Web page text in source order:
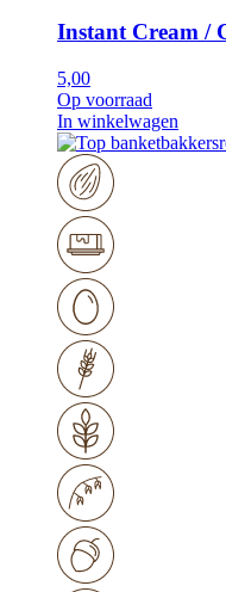
Instant Cream /
5,00
Op voorraad
In winkelwagen